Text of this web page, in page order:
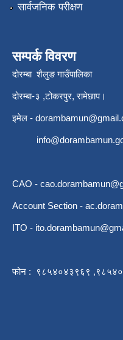
सार्वजनिक परीक्षण
सम्पर्क विवरण
दोरम्बा शैलुङ गाउँपालिका
दोरम्बा-३ ,टोकरपुर, रामेछाप।
इमेल -
CAO -
Account Section -
ITO -
फोन : ९८५४०४३९६९